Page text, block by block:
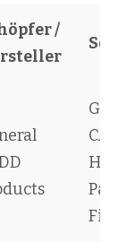
/
File